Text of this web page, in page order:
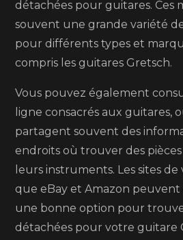
détachées pour guitares. Ces
souvent une grande variété
pour différents types et
compris les guitares Gretsch.
Vous pouvez également
ligne consacrés aux guitares,
partagent souvent des
endroits où trouver des
leurs instruments. Les sites
que eBay et Amazon
une bonne option pour
détachées pour votre guitare